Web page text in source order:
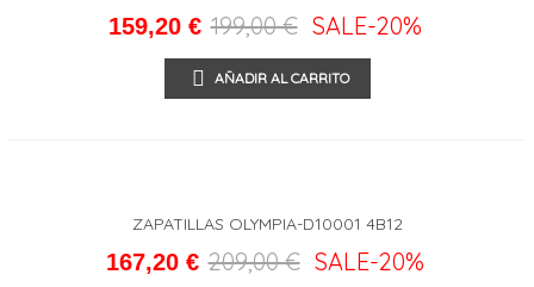
159,20 € 199,00 € SALE-20%
AÑADIR AL CARRITO
ZAPATILLAS OLYMPIA-D10001 4B12
167,20 € 209,00 € SALE-20%